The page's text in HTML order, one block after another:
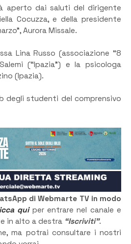
aperto dai saluti del dirigente
Cocuzza, e della presidente
Aurora Missale.
Lina Russo (associazione “8
Salemi (“Ipazia”) e la psicologa
(Ipazia).
degli studenti del comprensivo
di Webmarte TV in modo
quiper entrare nel canale e
in alto a destra “Iscriviti”.
ma potrai consultare i nostri